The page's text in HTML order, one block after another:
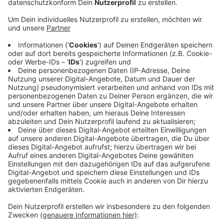
Für die Lanzerather Brücke gibt es eine polizeiliche
Verordnung: Wegen Verschleißerscheinungen an den
Randsteinen der Brücke sieht die Polizei eine
potenzielle Gefahrenquelle. Es könnten sich
Bruchstücke der Steine lösen und auf den Radweg
fallen. Eine Umleitung gibt es aber auch: Sie führt ab
Buchholz über die Gemeindestraße Richtung Lanzerath
und von dort aus über die N626 nach Losheimergraben
und die B 265 bis zum Parkplatz Kyllradweg in Losheim
und umgekehrt.